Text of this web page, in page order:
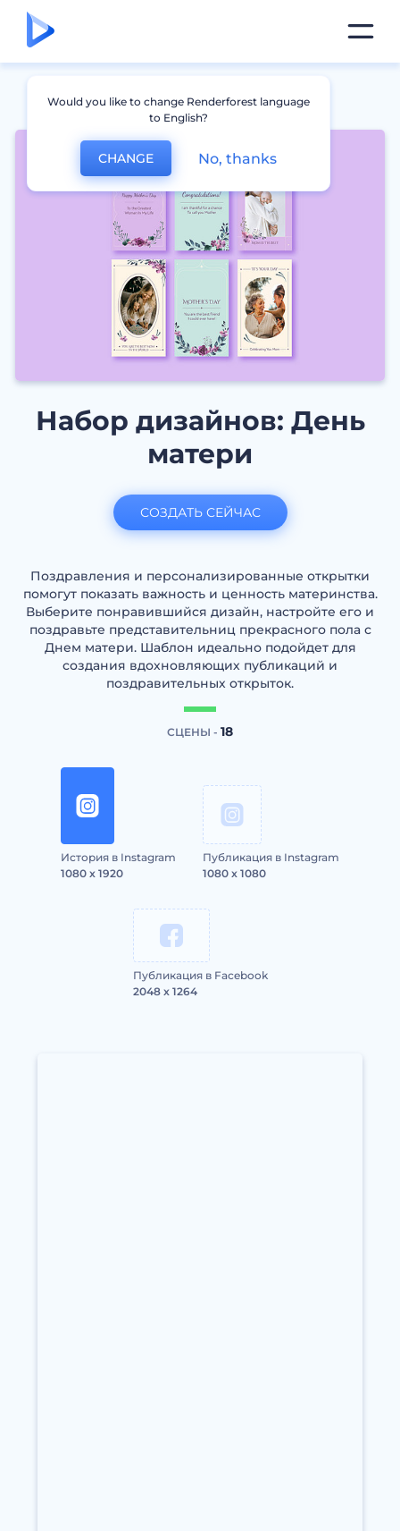
Набор дизайнов: День
матери
Поздравления и персонализированные открытки
помогут показать важноcть и ценноcть материнства.
Выберите понравившийся дизайн, настройте его и
поздравьте представительниц прекрасного пола с
Днем матери. Шаблон идеально подойдет для
создания вдохновляющих публикаций и
поздравительных открыток.
СЦЕНЫ - 18
История в Instagram
1080 x 1920
Публикация в Instagram
1080 x 1080
Публикация в Facebook
2048 x 1264
СОЗДАТЬ СЕЙЧАС
Would you like to change Renderforest language
to English?
CHANGE No, thanks